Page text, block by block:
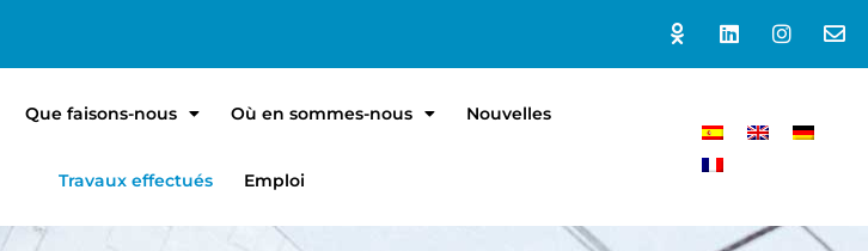
Que faisons-nous Où en sommes-nous Nouvelles
Travaux effectués Emploi